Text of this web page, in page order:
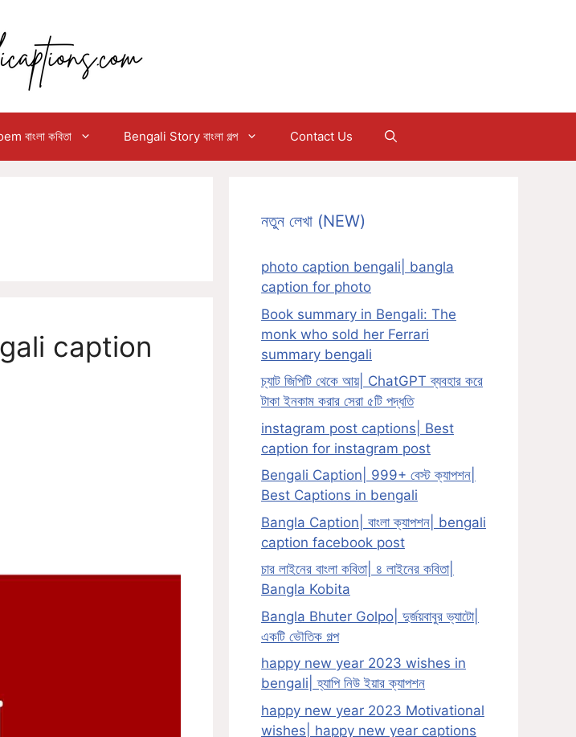
বাংলা কবিতা Bengali Story বাংলা গল্প Contact Us
caption
নতুন লেখা (NEW)
photo caption bengali| bangla
caption for photo
Book summary in Bengali: The
monk who sold her Ferrari
summary bengali
চ্যাট জিপিটি থেকে আয়| ChatGPT ব্যবহার করে
টাকা ইনকাম করার সেরা ৫টি পদ্ধতি
instagram post captions| Best
caption for instagram post
Bengali Caption| 999+ বেস্ট ক্যাপশন|
Best Captions in bengali
Bangla Caption| বাংলা ক্যাপশন| bengali
caption facebook post
চার লাইনের বাংলা কবিতা| ৪ লাইনের কবিতা|
Bangla Kobita
Bangla Bhuter Golpo| দুর্জয়বাবুর ভ্যাটো|
একটি ভৌতিক গল্প
happy new year 2023 wishes in
bengali| হ্যাপি নিউ ইয়ার ক্যাপশন
happy new year 2023 Motivational
wishes| happy new year captions